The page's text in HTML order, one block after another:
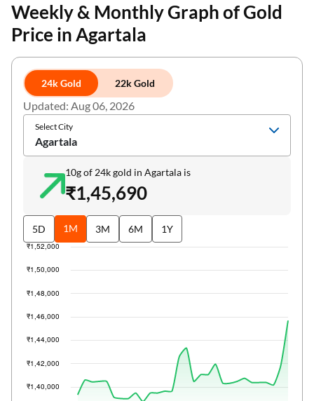
Weekly & Monthly Graph of Gold
Price in Agartala
24k Gold 22k Gold
Updated: Aug 06, 2026
Select City
Agartala
10g of 24k gold in Agartala is
₹1,45,690
5D 1M 3M 6M 1Y